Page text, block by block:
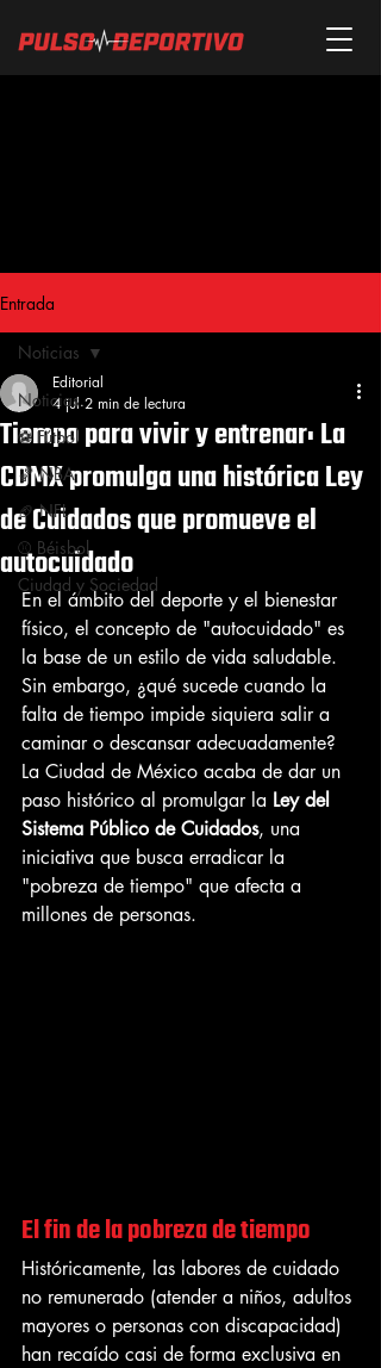
Entrada
Noticias
⚽ Fútbol
🏀 NBA
🏈 NFL
⚾ Béisbol
Ciudad y Sociedad
Noticias
Tiempo para vivir y entrenar: La
CDMX promulga una histórica Ley
de Cuidados que promueve el
autocuidado
Editorial
4 jul 2 min de lectura
En el ámbito del deporte y el bienestar
físico, el concepto de "autocuidado" es
la base de un estilo de vida saludable.
Sin embargo, ¿qué sucede cuando la
falta de tiempo impide siquiera salir a
caminar o descansar adecuadamente?
La Ciudad de México acaba de dar un
paso histórico al promulgar la Ley del
Sistema Público de Cuidados, una
iniciativa que busca erradicar la
"pobreza de tiempo" que afecta a
millones de personas.
El fin de la pobreza de tiempo
Históricamente, las labores de cuidado
no remunerado (atender a niños, adultos
mayores o personas con discapacidad)
han recaído casi de forma exclusiva en